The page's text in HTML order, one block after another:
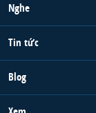
Nghe
Tin tức
Blog